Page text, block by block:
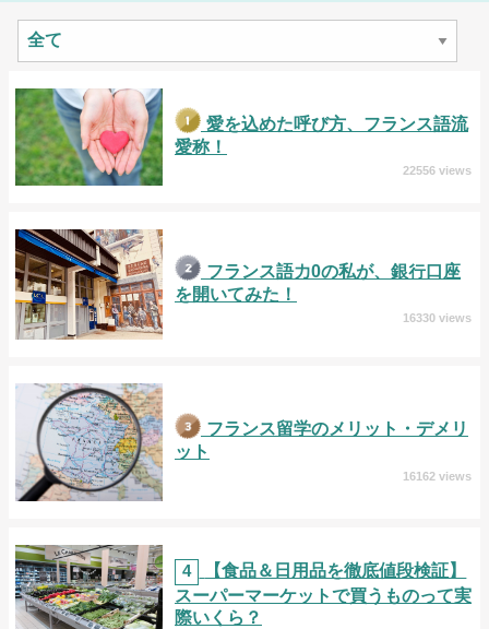
愛を込めた呼び方、フランス語流
愛称！
22556 views
フランス語力0の私が、銀行⼝座
を開いてみた！
16330 views
フランス留学のメリット・デメリ
ット
16162 views
4
【食品＆日用品を徹底値段検証】
スーパーマーケットで買うものって実
際いくら？